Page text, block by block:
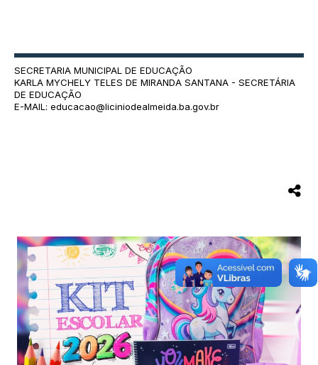
SECRETARIA MUNICIPAL DE EDUCAÇÃO
KARLA MYCHELY TELES DE MIRANDA SANTANA - SECRETÁRIA
DE EDUCAÇÃO
E-MAIL: educacao@liciniodealmeida.ba.gov.br